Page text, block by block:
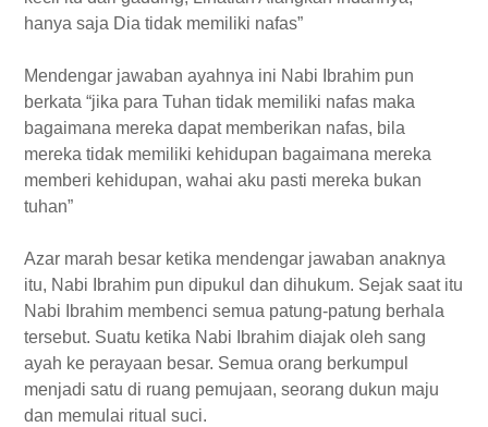
hanya saja Dia tidak memiliki nafas”
Mendengar jawaban ayahnya ini Nabi Ibrahim pun
berkata “jika para Tuhan tidak memiliki nafas maka
bagaimana mereka dapat memberikan nafas, bila
mereka tidak memiliki kehidupan bagaimana mereka
memberi kehidupan, wahai aku pasti mereka bukan
tuhan”
Azar marah besar ketika mendengar jawaban anaknya
itu, Nabi Ibrahim pun dipukul dan dihukum. Sejak saat itu
Nabi Ibrahim membenci semua patung-patung berhala
tersebut. Suatu ketika Nabi Ibrahim diajak oleh sang
ayah ke perayaan besar. Semua orang berkumpul
menjadi satu di ruang pemujaan, seorang dukun maju
dan memulai ritual suci.